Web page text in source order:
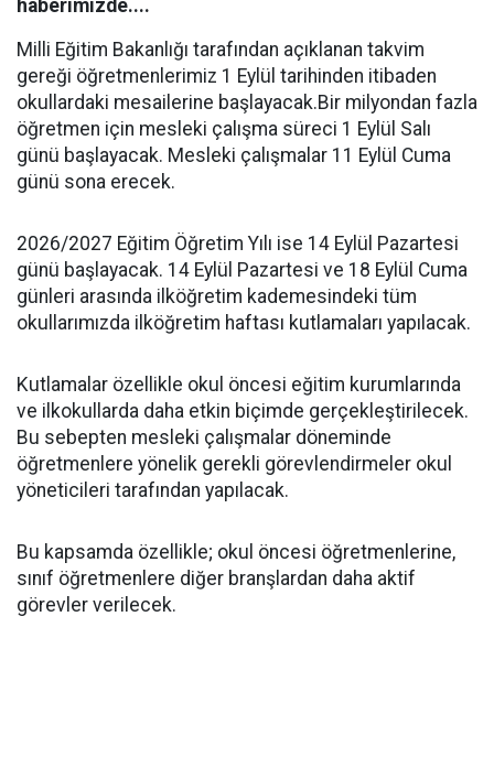
haberimizde....
Milli Eğitim Bakanlığı tarafından açıklanan takvim
gereği öğretmenlerimiz 1 Eylül tarihinden itibaden
okullardaki mesailerine başlayacak.Bir milyondan fazla
öğretmen için mesleki çalışma süreci 1 Eylül Salı
günü başlayacak. Mesleki çalışmalar 11 Eylül Cuma
günü sona erecek.
2026/2027 Eğitim Öğretim Yılı ise 14 Eylül Pazartesi
günü başlayacak. 14 Eylül Pazartesi ve 18 Eylül Cuma
günleri arasında ilköğretim kademesindeki tüm
okullarımızda ilköğretim haftası kutlamaları yapılacak.
Kutlamalar özellikle okul öncesi eğitim kurumlarında
ve ilkokullarda daha etkin biçimde gerçekleştirilecek.
Bu sebepten mesleki çalışmalar döneminde
öğretmenlere yönelik gerekli görevlendirmeler okul
yöneticileri tarafından yapılacak.
Bu kapsamda özellikle; okul öncesi öğretmenlerine,
sınıf öğretmenlere diğer branşlardan daha aktif
görevler verilecek.